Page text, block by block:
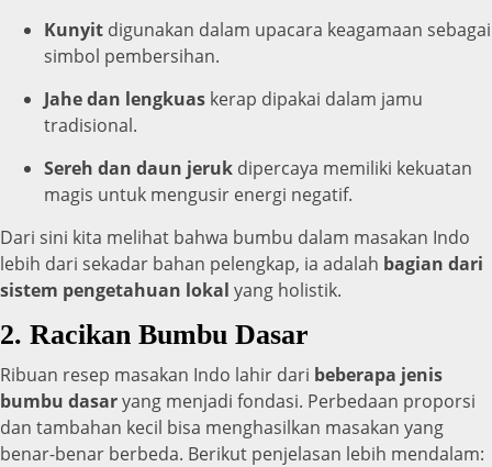
Kunyit digunakan dalam upacara keagamaan sebagai
simbol pembersihan.
Jahe dan lengkuas kerap dipakai dalam jamu
tradisional.
Sereh dan daun jeruk dipercaya memiliki kekuatan
magis untuk mengusir energi negatif.
Dari sini kita melihat bahwa bumbu dalam masakan Indo
lebih dari sekadar bahan pelengkap, ia adalah bagian dari
sistem pengetahuan lokal yang holistik.
2. Racikan Bumbu Dasar
Ribuan resep masakan Indo lahir dari beberapa jenis
bumbu dasaryang menjadi fondasi. Perbedaan proporsi
dan tambahan kecil bisa menghasilkan masakan yang
benar-benar berbeda. Berikut penjelasan lebih mendalam: